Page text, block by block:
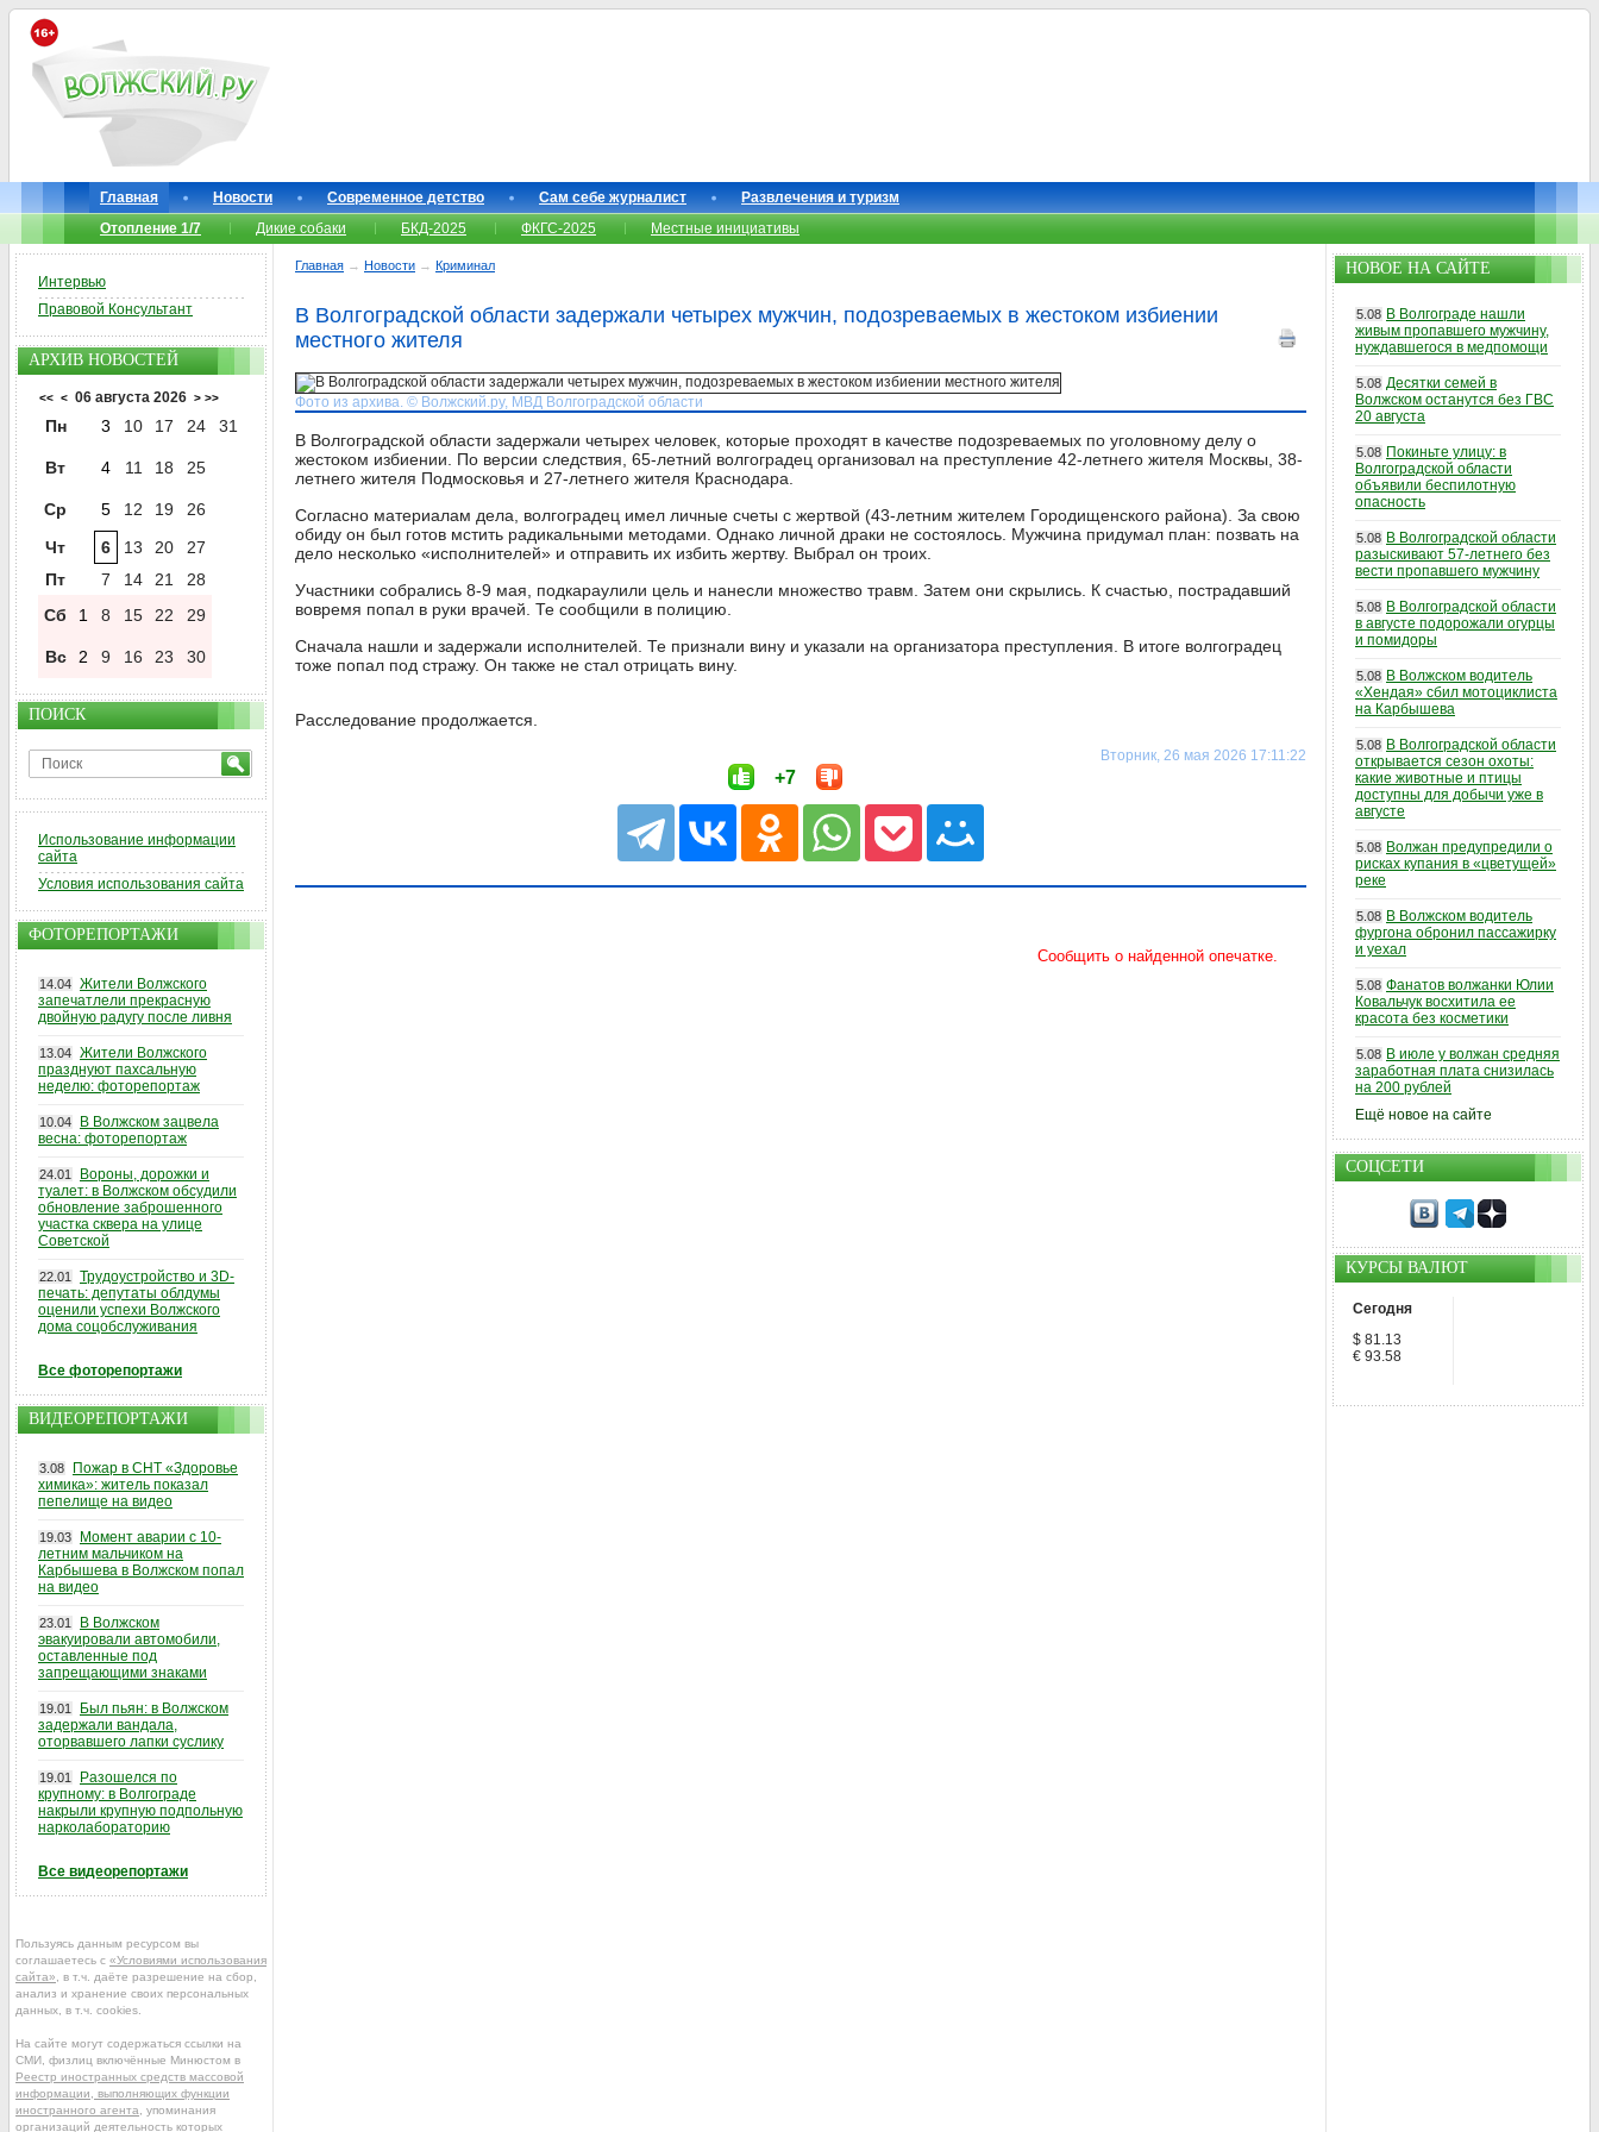
Главная Новости Современное детство Сам себе журналист
Развлечения и туризм
Отопление 1/7
Дикие собаки БКД-2025 ФКГС-2025 Местные инициативы
Главная → Новости → Криминал
В Волгоградской области задержали четырех мужчин, подозреваемых в жестоком избиении
местного жителя
Фото из архива. © Волжский.ру, МВД Волгоградской области
В Волгоградской области задержали четырех человек, которые проходят в качестве подозреваемых по уголовному делу о
жестоком избиении. По версии следствия, 65-летний волгоградец организовал на преступление 42-летнего жителя Москвы, 38-
летнего жителя Подмосковья и 27-летнего жителя Краснодара.
Согласно материалам дела, волгоградец имел личные счеты с жертвой (43-летним жителем Городищенского района). За свою
обиду он был готов мстить радикальными методами. Однако личной драки не состоялось. Мужчина придумал план: позвать на
дело несколько «исполнителей» и отправить их избить жертву. Выбрал он троих.
Участники собрались 8-9 мая, подкараулили цель и нанесли множество травм. Затем они скрылись. К счастью, пострадавший
вовремя попал в руки врачей. Те сообщили в полицию.
Сначала нашли и задержали исполнителей. Те признали вину и указали на организатора преступления. В итоге волгоградец
тоже попал под стражу. Он также не стал отрицать вину.
Расследование продолжается.
Вторник, 26 мая 2026 17:11:22
+7
Интервью
Правовой Консультант
АРХИВ НОВОСТЕЙ
<< < 06 августа 2026 > >>
Пн 3 10 17 24 31
Вт 4 11 18 25
Ср 5 12 19
26
Чт
6 13 20
27
Пт
7 14 21
28
Сб
1 8 15 22 29
Вс 2 9 16 23 30
ПОИСК
Использование информации
сайта
Условия использования сайта
ФОТОРЕПОРТАЖИ
14.04 Жители Волжского
запечатлели прекрасную
двойную радугу после ливня
13.04 Жители Волжского
празднуют пахсальную
неделю: фоторепортаж
10.04
В Волжском зацвела
весна: фоторепортаж
24.01
Вороны, дорожки и
туалет: в Волжском обсудили
обновление заброшенного
участка сквера на улице
Советской
22.01
Трудоустройство и 3D-
печать: депутаты облдумы
оценили успехи Волжского
дома соцобслуживания
Все фоторепортажи
ВИДЕОРЕПОРТАЖИ
3.08
Пожар в СНТ «Здоровье
химика»: житель показал
пепелище на видео
19.03
Момент аварии с 10-
летним мальчиком на
Карбышева в Волжском попал
на видео
23.01
В Волжском
эвакуировали автомобили,
оставленные под
запрещающими знаками
19.01
Был пьян: в Волжском
задержали вандала,
оторвавшего лапки суслику
19.01
Разошелся по
крупному: в Волгограде
накрыли крупную подпольную
нарколабораторию
Все видеорепортажи
Пользуясь данным ресурсом вы
соглашаетесь с «Условиями использования
сайта» , в т.ч. даёте разрешение на сбор,
анализ и хранение своих персональных
данных, в т.ч. cookies.
На сайте могут содержаться ссылки на
СМИ, физлиц включённые Минюстом в
Реестр иностранных средств массовой
информации, выполняющих функции
иностранного агента , упоминания
организаций деятельность которых
НОВОЕ НА САЙТЕ
5.08 В Волгограде нашли
живым пропавшего мужчину,
нуждавшегося в медпомощи
5.08 Десятки семей в
Волжском останутся без ГВС
20 августа
5.08 Покиньте улицу: в
Волгоградской области
объявили беспилотную
опасность
5.08 В Волгоградской области
разыскивают 57-летнего без
вести пропавшего мужчину
5.08 В Волгоградской области
в августе подорожали огурцы
и помидоры
5.08 В Волжском водитель
«Хендая» сбил мотоциклиста
на Карбышева
5.08 В Волгоградской области
открывается сезон охоты:
какие животные и птицы
доступны для добычи уже в
августе
5.08 Волжан предупредили о
рисках купания в «цветущей»
реке
5.08 В Волжском водитель
фургона обронил пассажирку
и уехал
5.08 Фанатов волжанки Юлии
Ковальчук восхитила ее
красота без косметики
5.08 В июле у волжан средняя
заработная плата снизилась
на 200 рублей
Ещё новое на сайте
СОЦСЕТИ
КУРСЫ ВАЛЮТ
Сегодня
$ 81.13
€ 93.58